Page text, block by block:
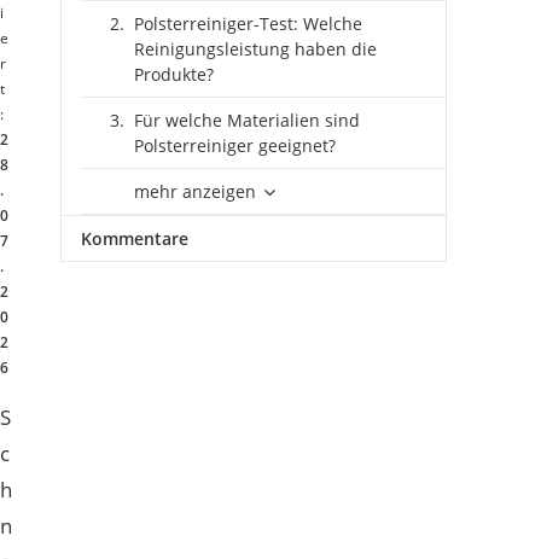
i
e
r
t
:
2
8
.
0
7
.
2
0
2
6
S
c
h
n
Polsterreiniger-Test: Welche
Reinigungsleistung haben die
Produkte?
Für welche Materialien sind
Polsterreiniger geeignet?
mehr anzeigen
Kommentare